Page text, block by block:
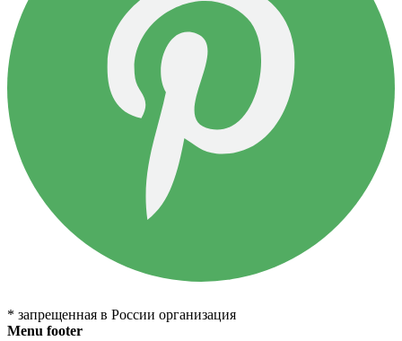
* запрещенная в России организация
Menu footer